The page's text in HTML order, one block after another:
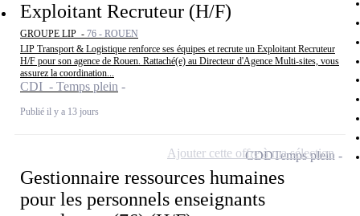
Exploitant Recruteur (H/F)
GROUPE LIP - 76 - ROUEN
LIP Transport & Logistique renforce ses équipes et recrute un Exploitant Recruteur
H/F pour son agence de Rouen. Rattaché(e) au Directeur d'Agence Multi-sites, vous
assurez la coordination...
CDI - Temps plein
Publié il y a 13 jours
Gestionnaire ressources humaines
pour les personnels enseignants
CDDTemps plein
Ajouter cette offre à ma sélection